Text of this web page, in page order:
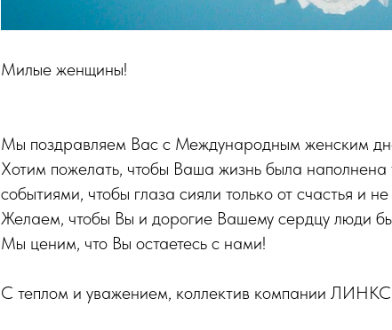
Милые женщины!
Мы поздравляем Вас с Международным женским
Хотим пожелать, чтобы Ваша жизнь была наполнена
событиями, чтобы глаза сияли только от счастья и
Желаем, чтобы Вы и дорогие Вашему сердцу люди
Мы ценим, что Вы остаетесь с нами!
С теплом и уважением, коллектив компании